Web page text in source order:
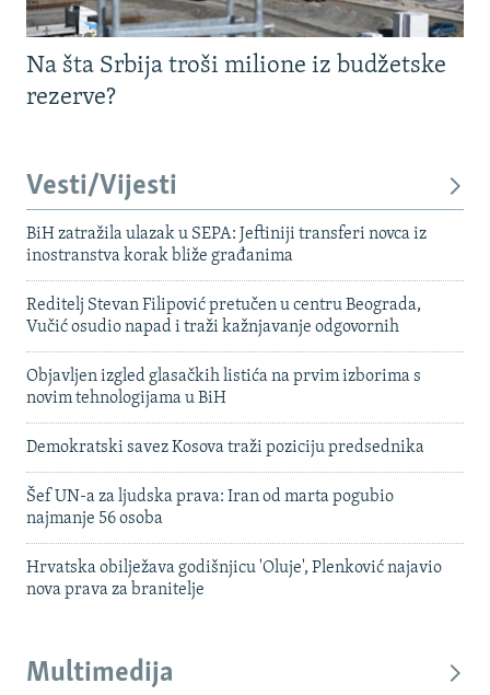
Na šta Srbija troši milione iz budžetske
rezerve?
Vesti/Vijesti
BiH zatražila ulazak u SEPA: Jeftiniji transferi novca iz
inostranstva korak bliže građanima
Reditelj Stevan Filipović pretučen u centru Beograda,
Vučić osudio napad i traži kažnjavanje odgovornih
Objavljen izgled glasačkih listića na prvim izborima s
novim tehnologijama u BiH
Demokratski savez Kosova traži poziciju predsednika
Šef UN-a za ljudska prava: Iran od marta pogubio
najmanje 56 osoba
Hrvatska obilježava godišnjicu 'Oluje', Plenković najavio
nova prava za branitelje
Multimedija